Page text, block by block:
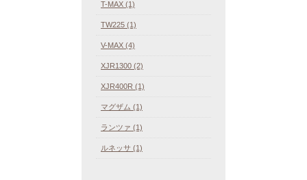
T-MAX (1)
TW225 (1)
V-MAX (4)
XJR1300 (2)
XJR400R (1)
マグザム (1)
ランツァ (1)
ルネッサ (1)